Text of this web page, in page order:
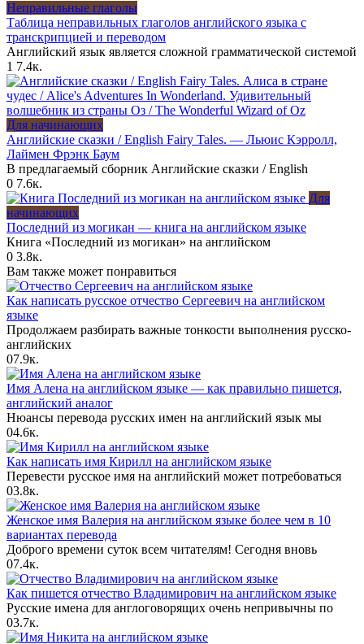
Неправильные глаголы
Таблица неправильных глаголов английского языка с
транскрипцией и переводом
Английский язык является сложной грамматической системой
1 7.4к.
Для начинающих
Английские сказки / English Fairy Tales. — Льюис Кэрролл,
Лаймен Фрэнк Баум
В предлагаемый сборник Английские сказки / English
0 7.6к.
Для
начинающих
Последний из могикан — книга на английском языке
Книга «Последний из могикан» на английском
0 3.8к.
Вам также может понравиться
Как написать русское отчество Сергеевич на английском
языке
Продолжаем разбирать важные тонкости выполнения русско-
английских
07.9к.
Имя Алена на английском языке — как правильно пишется,
английский аналог
Нюансы перевода русских имен на английский язык мы
04.6к.
Как написать имя Кирилл на английском языке
Перевести русское имя на английский может потребоваться
03.8к.
Женское имя Валерия на английском языке более чем в 10
вариантах перевода
Доброго времени суток всем читателям! Сегодня вновь
07.4к.
Как пишется отчество Владимирович на английском языке
Русские имена для англоговорящих очень непривычны по
03.7к.